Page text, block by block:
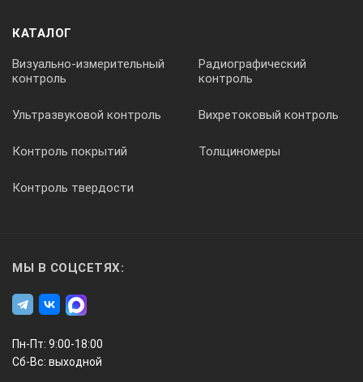
КАТАЛОГ
Визуально-измерительный
контроль
Радиографический
контроль
Ультразвуковой контроль Вихретоковый контроль
Контроль покрытий Толщиномеры
Контроль твердости
МЫ В СОЦСЕТЯХ:
Пн-Пт: 9:00-18:00
Сб-Вс: выходной